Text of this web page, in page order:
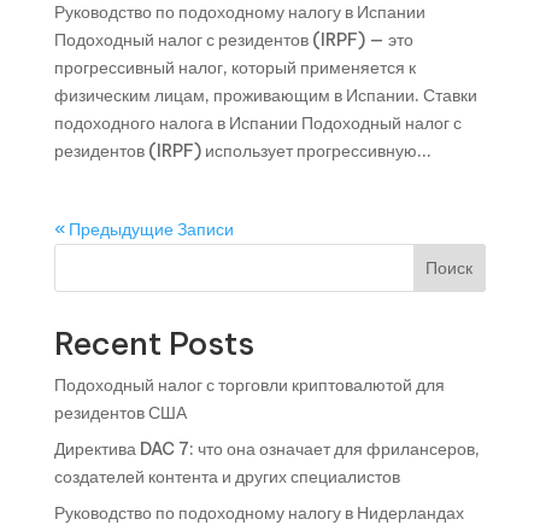
Руководство по подоходному налогу в Испании
Подоходный налог с резидентов (IRPF) — это
прогрессивный налог, который применяется к
физическим лицам, проживающим в Испании. Ставки
подоходного налога в Испании Подоходный налог с
резидентов (IRPF) использует прогрессивную...
« Предыдущие Записи
Поиск
Recent Posts
Подоходный налог с торговли криптовалютой для
резидентов США
Директива DAC 7: что она означает для фрилансеров,
создателей контента и других специалистов
Руководство по подоходному налогу в Нидерландах